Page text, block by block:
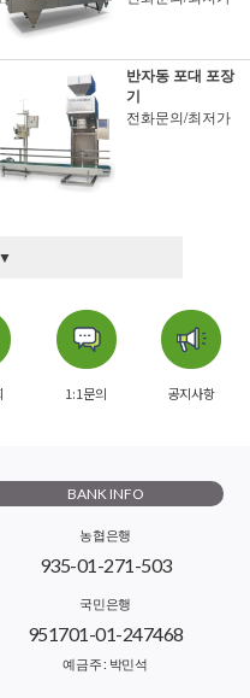
반자동 포대 포장
기
전화문의/최저가
1:1문의 공지사항
BANK INFO
농협은행
935-01-271-503
국민은행
951701-01-247468
예금주 : 박민석